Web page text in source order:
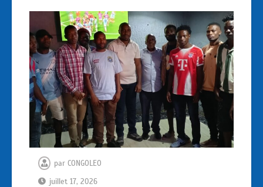
par CONGOLEO
juillet 17, 2026